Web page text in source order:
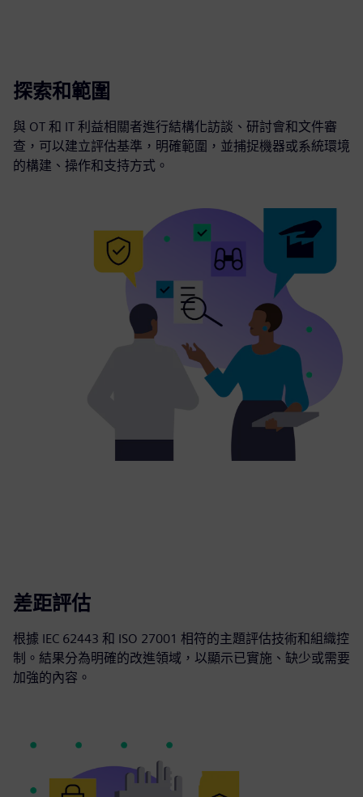
探索和範圍
與 OT 和 IT 利益相關者進行結構化訪談、研討會和文件審
查，可以建立評估基準，明確範圍，並捕捉機器或系統環境
的構建、操作和支持方式。
差距評估
根據 IEC 62443 和 ISO 27001 相符的主題評估技術和組織控
制。結果分為明確的改進領域，以顯示已實施、缺少或需要
加強的內容。